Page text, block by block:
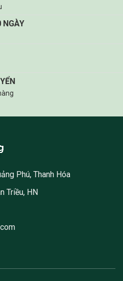
NGÀY
Phú, Thanh Hóa
Triều, HN